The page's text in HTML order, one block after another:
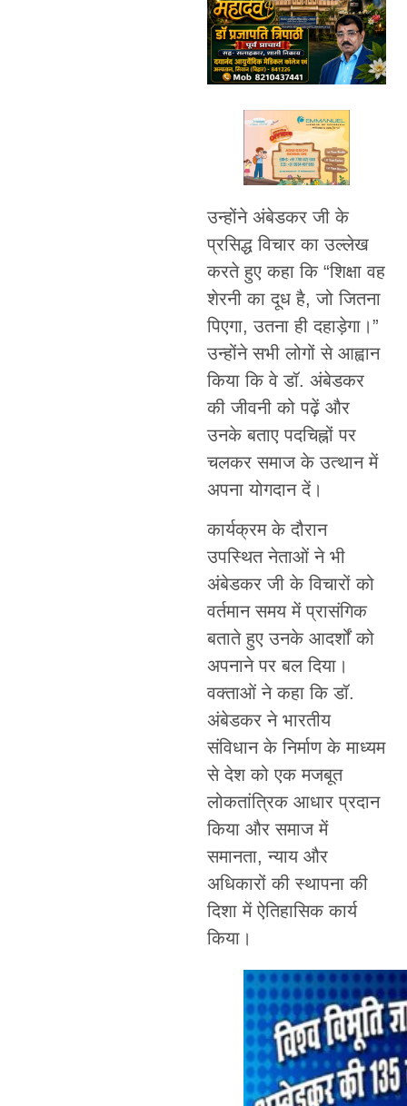
उन्होंने अंबेडकर जी के
प्रसिद्ध विचार का उल्लेख
करते हुए कहा कि “शिक्षा वह
शेरनी का दूध है, जो जितना
पिएगा, उतना ही दहाड़ेगा।”
उन्होंने सभी लोगों से आह्वान
किया कि वे डॉ. अंबेडकर
की जीवनी को पढ़ें और
उनके बताए पदचिह्नों पर
चलकर समाज के उत्थान में
अपना योगदान दें।
कार्यक्रम के दौरान
उपस्थित नेताओं ने भी
अंबेडकर जी के विचारों को
वर्तमान समय में प्रासंगिक
बताते हुए उनके आदर्शों को
अपनाने पर बल दिया।
वक्ताओं ने कहा कि डॉ.
अंबेडकर ने भारतीय
संविधान के निर्माण के माध्यम
से देश को एक मजबूत
लोकतांत्रिक आधार प्रदान
किया और समाज में
समानता, न्याय और
अधिकारों की स्थापना की
दिशा में ऐतिहासिक कार्य
किया।